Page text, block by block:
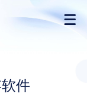
件